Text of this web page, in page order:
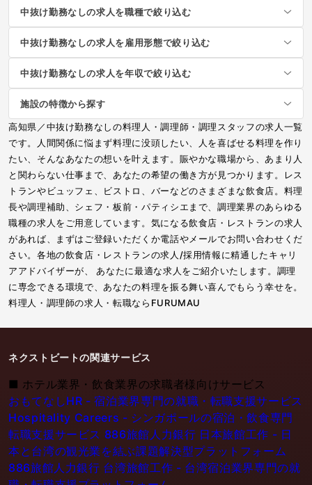
中抜け勤務なしの求人を職種で絞り込む
中抜け勤務なしの求人を雇用形態で絞り込む
中抜け勤務なしの求人を年収で絞り込む
施設の特徴から探す
高知県／中抜け勤務なしの料理人・調理師・調理スタッフの求人一覧
です。人間関係に悩まず料理に没頭したい、人を喜ばせる料理を作り
たい、そんなあなたの想いを叶えます。賑やかな職場から、あまり人
と関わらない仕事まで、あなたの希望の働き方が見つかります。レス
トランやビュッフェ、ビストロ、バーなどのさまざまな飲食店。料理
長や調理補助、シェフ・板前・パティシエまで、調理業界のあらゆる
職種の求人をご用意しています。気になる飲食店・レストランの求人
があれば、まずはご登録いただくか電話やメールでお問い合わせくだ
さい。各地の飲食店・レストランの求人/採用情報に精通したキャリ
アアドバイザーが、 あなたに最適な求人をご紹介いたします。調理
に専念できる環境で、あなたの料理を振る舞い喜んでもらう幸せを。
料理人・調理師の求人・転職ならFURUMAU
ネクストビートの関連サービス
■ ホテル業界・飲食業界の求職者様向けサービス
おもてなしHR - 宿泊業界専門の就職・転職支援サービス
Hospitality Careers - シンガポールの宿泊・飲食専門
転職支援サービス 886旅館人力銀行 日本旅館工作 - 日
本と台湾の観光業を結ぶ課題解決型プラットフォーム
886旅館人力銀行 台湾旅館工作 - 台湾宿泊業界専門の就